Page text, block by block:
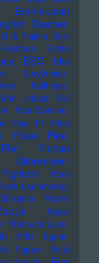
Emma-Jean
Teacher
& Rakim Eric
Erste
ESC
Etta
Eurythmics
Faithless
Urlaub
Fat
Fats Domino
Ray Fil
Fine
Flake
Flea
Fler
Florian
Silbereisen
Fran
Laufenberg
Frank
Franz
Fred und Luna
Fritz Egner
Puppel
Fritzi